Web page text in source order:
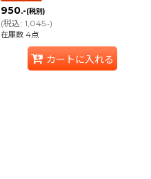
950.-(税別)
(税込: 1,045.-)
在庫数 4点
カートに入れる